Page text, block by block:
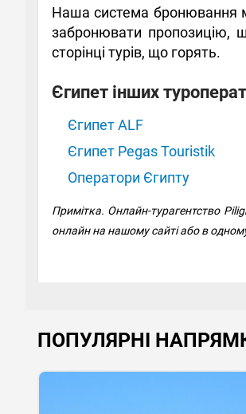
Наша система бронювання
забронювати пропозицію,
сторінці турів, що горять.
Єгипет інших
Єгипет ALF
Єгипет Pegas Touristik
Оператори Єгипту
Примітка. Онлайн-турагентство
онлайн на нашому сайті або в одному
ПОПУЛЯРНІ